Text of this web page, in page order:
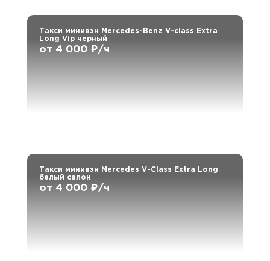
Такси минивэн Mercedes-Benz V-class Extra
Long Vip черный
от 4 000 ₽/ч
Такси минивэн Mercedes V-Class Extra Long
белый салон
от 4 000 ₽/ч